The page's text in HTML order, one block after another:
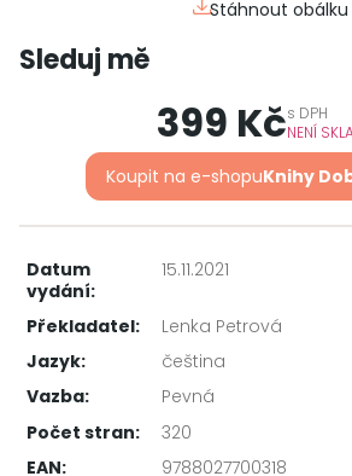
Stáhnout obálku
Sleduj mě
399 Kčs DPH
NENÍ
Koupit na e-shopuKnihy
Datum
vydání:
15.11.2021
Překladatel:
Lenka Petrová
Jazyk:
čeština
Vazba:
Pevná
Počet stran:
320
EAN:
9788027700318